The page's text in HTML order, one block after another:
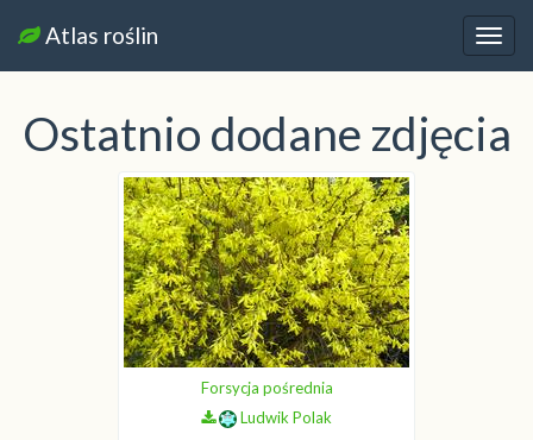
Atlas roślin
Ostatnio dodane zdjęcia
Forsycja pośrednia
Ludwik Polak